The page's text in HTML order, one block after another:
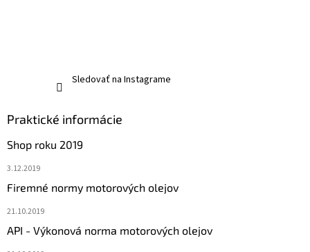
Sledovať na Instagrame
Praktické informácie
Shop roku 2019
3.12.2019
Firemné normy motorových olejov
21.10.2019
API - Výkonová norma motorových olejov